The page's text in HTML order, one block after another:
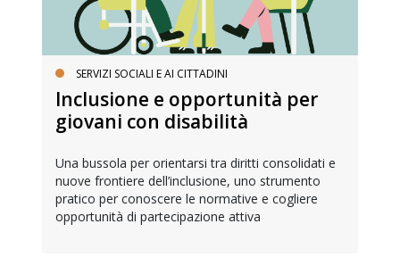
SERVIZI SOCIALI E AI CITTADINI
Inclusione e opportunità per
giovani con disabilità
Una bussola per orientarsi tra diritti consolidati e
nuove frontiere dell’inclusione, uno strumento
pratico per conoscere le normative e cogliere
opportunità di partecipazione attiva